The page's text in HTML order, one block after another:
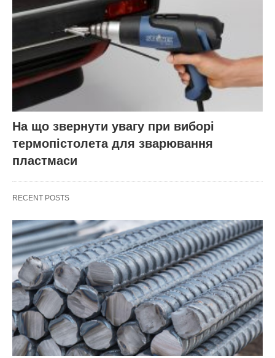
На що звернути увагу при виборі
термопістолета для зварювання
пластмаси
RECENT POSTS